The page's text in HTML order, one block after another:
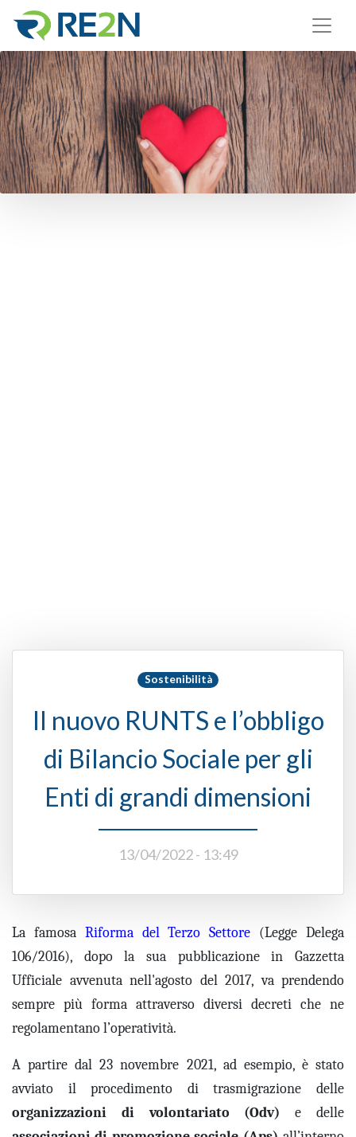
Sostenibilità
Il nuovo RUNTS e l’obbligo
di Bilancio Sociale per gli
Enti di grandi dimensioni
13/04/2022 - 13:49
La famosa Riforma del Terzo Settore (Legge Delega
106/2016), dopo la sua pubblicazione in Gazzetta
Ufficiale avvenuta nell'agosto del 2017, va prendendo
sempre più forma attraverso diversi decreti che ne
regolamentano l’operatività.
A partire dal 23 novembre 2021, ad esempio, èstato
avviato il procedimento di trasmigrazione delle
organizzazioni di volontariato (Odv) edelle